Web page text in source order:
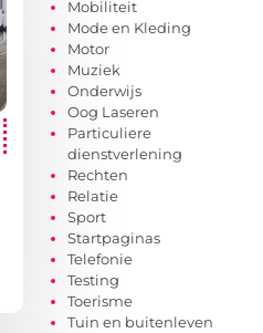
Mobiliteit
Mode en Kleding
Motor
Muziek
Onderwijs
Oog Laseren
Particuliere
dienstverlening
Rechten
Relatie
Sport
Startpaginas
Telefonie
Testing
Toerisme
Tuin en buitenleven